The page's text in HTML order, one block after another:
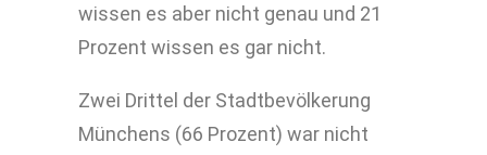
wissen es aber nicht genau und 21
Prozent wissen es gar nicht.
Zwei Drittel der Stadtbevölkerung
Münchens (66 Prozent) war nicht